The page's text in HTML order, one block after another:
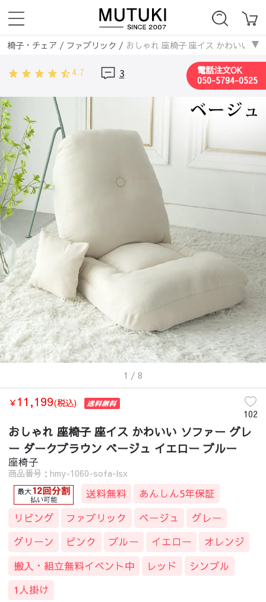
椅子・チェア / ファブリック / おしゃれ 座椅子 座イス かわいい ソ
4.7 3
電話注文OK
050-5794-0525
1 / 8
￥11,199(税込)
102
おしゃれ 座椅子 座イス かわいい ソファー グレ
ー ダークブラウン ベージュ イエロー ブルー
座椅子
商品番号：hmy-1060-sofa-lsx
送料無料
あんしん5年保証
リビング
ファブリック ベージュ
グレー
グリーン
ピンク ブルー イエロー
オレンジ
搬入・組立無料イベント中
レッド
シンプル
1人掛け